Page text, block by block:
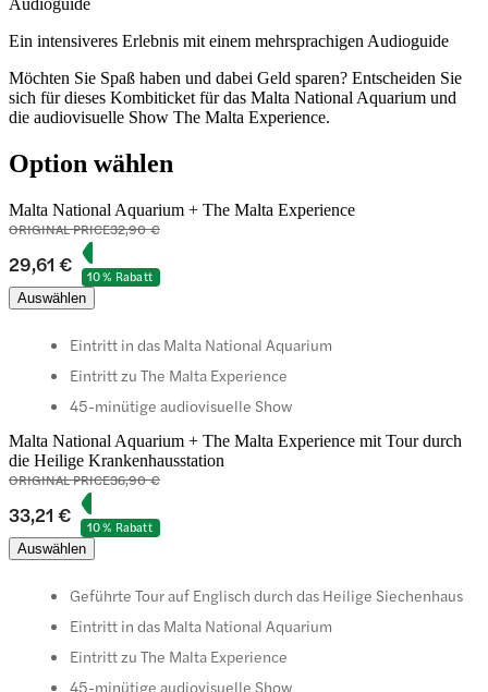
Ein intensiveres Erlebnis mit einem mehrsprachigen Audioguide
Möchten Sie Spaß haben und dabei Geld sparen? Entscheiden Sie
sich für dieses Kombiticket für das Malta National Aquarium und
die audiovisuelle Show The Malta Experience.
Option wählen
Malta National Aquarium + The Malta Experience
ORIGINAL PRICE32,90 €
29,61 €
10 % Rabatt
Auswählen
Eintritt in das Malta National Aquarium
Eintritt zu The Malta Experience
45-minütige audiovisuelle Show
Malta National Aquarium + The Malta Experience mit Tour durch
die Heilige Krankenhausstation
ORIGINAL PRICE36,90 €
33,21 €
10 % Rabatt
Auswählen
Geführte Tour auf Englisch durch das Heilige Siechenhaus
Eintritt in das Malta National Aquarium
Eintritt zu The Malta Experience
45-minütige audiovisuelle Show